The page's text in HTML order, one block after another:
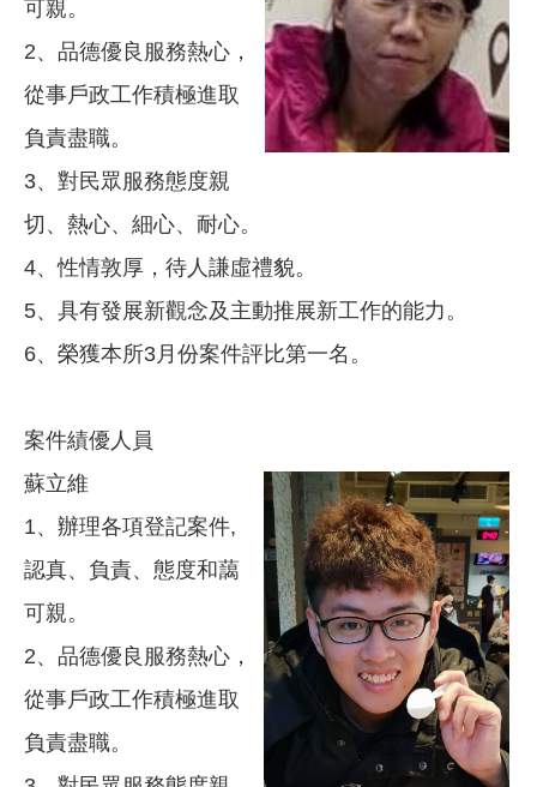
可親。
2、品德優良服務熱心，
從事戶政工作積極進取
負責盡職。
3、對民眾服務態度親
切、熱心、細心、耐心。
4、性情敦厚，待人謙虛禮貌。
5、具有發展新觀念及主動推展新工作的能力。
6、榮獲本所3月份案件評比第一名。
案件績優人員
蘇立維
1、辦理各項登記案件,
認真、負責、態度和藹
可親。
2、品德優良服務熱心，
從事戶政工作積極進取
負責盡職。